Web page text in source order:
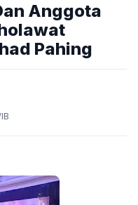
Anggota
Pahing